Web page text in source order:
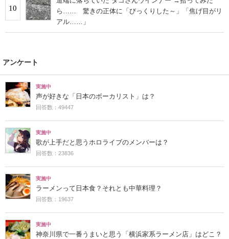
10
ら…… 驚きの正体に「びっくりした～」「焦げ目がリ
アル……」
アンケート
実施中
声が好きな「日本のボーカリスト」は？
回答数：49447
実施中
歌が上手だと思うホロライブのメンバーは？
回答数：23836
実施中
ラーメンって日本食？それとも中華料理？
回答数：19637
実施中
神奈川県で一番うまいと思う「横浜家系ラーメン店」はどこ？